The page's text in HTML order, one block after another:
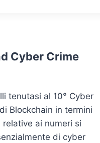
Cyber Crime
tenutasi al 10° Cyber
Blockchain in termini
ai numeri si
di cyber